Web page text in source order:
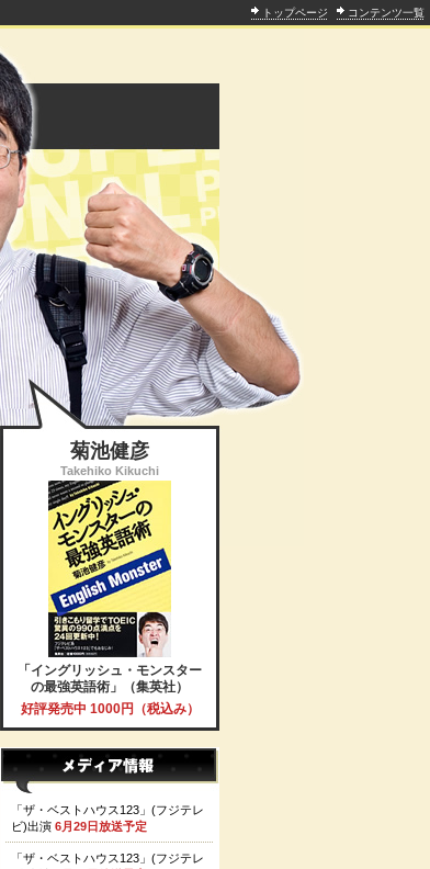
トップページ コンテンツ一覧
菊池健彦
Takehiko Kikuchi
「イングリッシュ・モンスター
の最強英語術」（集英社）
好評発売中 1000円（税込み）
「ザ・ベストハウス123」(フジテレ
ビ)出演 6月29日放送予定
「ザ・ベストハウス123」(フジテレ